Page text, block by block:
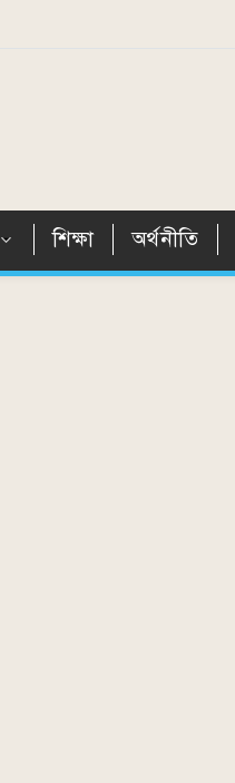
শিক্ষা অর্থনীতি